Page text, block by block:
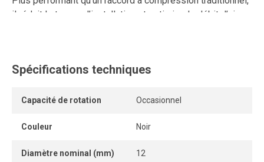
il réduit le temps d’installation et optimise le débit d’air
multiples connexions et déconnexions, et maintient un
Son format compact facilite une installation rapprochée,
facilement et sans outil, offrant une connexion et une
Spécifications techniques
Capacité de rotation Occasionnel
Couleur Noir
Diamètre nominal (mm) 12